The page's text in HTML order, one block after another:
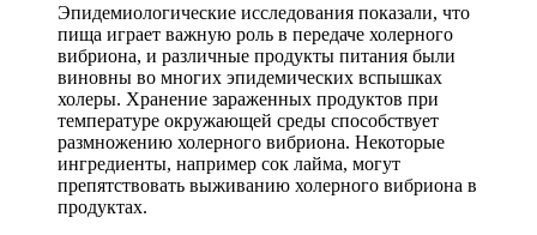
Эпидемиологические исследования показали, что
пища играет важную роль в передаче холерного
вибриона, и различные продукты питания были
виновны во многих эпидемических вспышках
холеры. Хранение зараженных продуктов при
температуре окружающей среды способствует
размножению холерного вибриона. Некоторые
ингредиенты, например сок лайма, могут
препятствовать выживанию холерного вибриона в
продуктах.